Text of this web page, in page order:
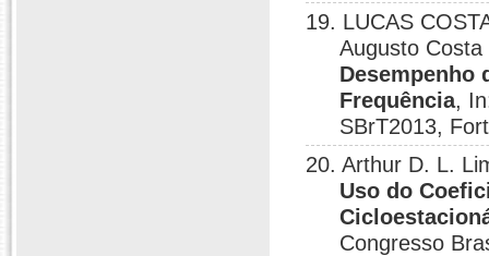
19. LUCAS
Augusto
Desempenho
Frequência,
SBrT2013,
20. Arthur D. L.
Uso do
Congresso